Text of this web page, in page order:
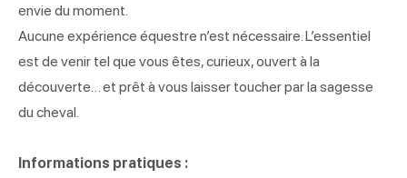
envie du moment.
Aucune expérience équestre n’est nécessaire. L’essentiel
est de venir tel que vous êtes, curieux, ouvert à la
découverte… et prêt à vous laisser toucher par la sagesse
du cheval.
Informations pratiques :